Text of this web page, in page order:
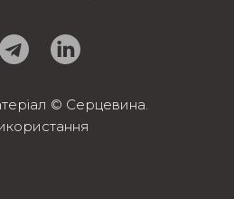
© Серцевина.